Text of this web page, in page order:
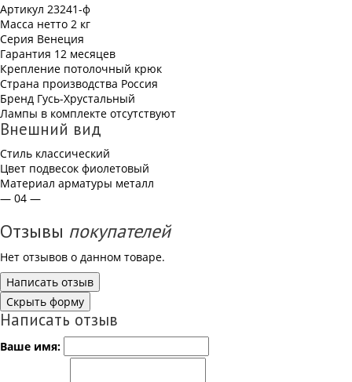
Артикул 23241-ф
Масса нетто 2 кг
Серия Венеция
Гарантия 12 месяцев
Крепление потолочный крюк
Страна производства Россия
Бренд Гусь-Хрустальный
Лампы в комплекте отсутствуют
Внешний вид
Стиль классический
Цвет подвесок фиолетовый
Материал арматуры металл
— 04 —
Отзывы покупателей
Нет отзывов о данном товаре.
Написать отзыв
Скрыть форму
Написать отзыв
Ваше имя: